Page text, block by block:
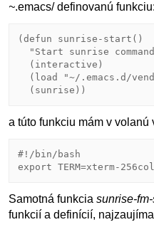
~.emacs/ definovanú funkciu:
( defun sunrise-start ()
"Start sunrise
  (interactive)
  (load
"~/.emacs.d/
a túto funkciu mám v
# !/bin/ bash
export TERM
Samotná funkcia sunrise-
funkcií a definícií,